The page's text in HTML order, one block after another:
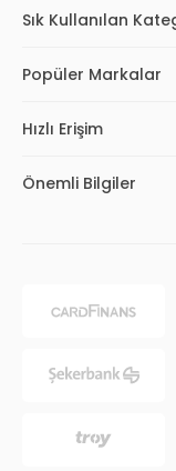
Sık Kullanılan
Popüler Markalar
Hızlı Erişim
Önemli Bilgiler